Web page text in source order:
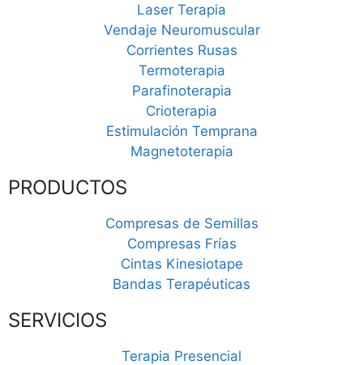
Laser Terapia
Vendaje Neuromuscular
Corrientes Rusas
Termoterapia
Parafinoterapia
Crioterapia
Estimulación Temprana
Magnetoterapia
PRODUCTOS
Compresas de Semillas
Compresas Frías
Cintas Kinesiotape
Bandas Terapéuticas
SERVICIOS
Terapia Presencial